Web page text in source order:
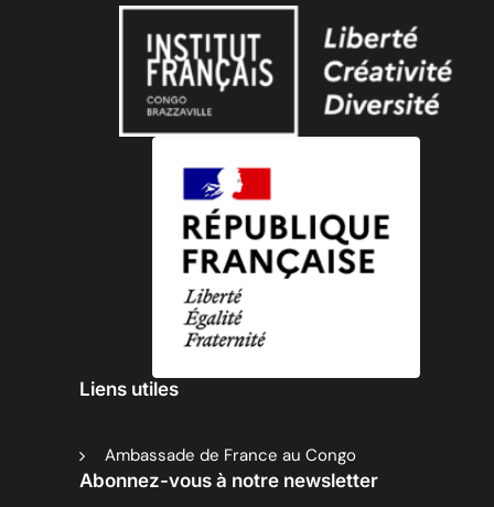
Liens utiles
Ambassade de France au Congo
Abonnez-vous à notre newsletter